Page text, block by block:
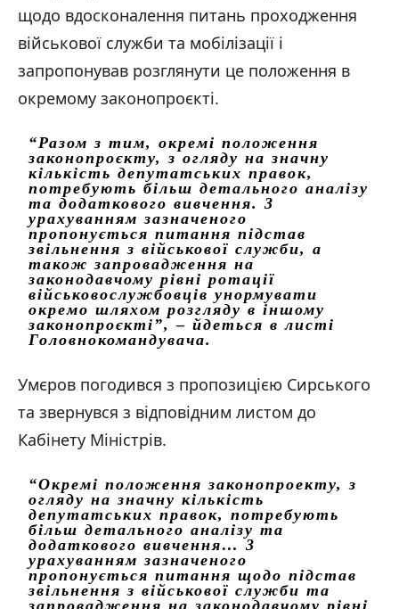
щодо вдосконалення питань проходження
військової служби та мобілізації і
запропонував розглянути це положення в
окремому законопроєкті.
“Разом з тим, окремі положення
законопроєкту, з огляду на значну
кількість депутатських правок,
потребують більш детального аналізу
та додаткового вивчення. 3
урахуванням зазначеного
пропонується питання підстав
звільнення з військової служби, а
також запровадження на
законодавчому рівні ротації
військовослужбовців унормувати
окремо шляхом розгляду в іншому
законопроєкті”, – йдеться в листі
Головнокомандувача.
Умєров погодився з пропозицією Сирського
та звернувся з відповідним листом до
Кабінету Міністрів.
“Окремі положення законопроекту, з
огляду на значну кількість
депутатських правок, потребують
більш детального аналізу та
додаткового вивчення… 3
урахуванням зазначеного
пропонується питання щодо підстав
звільнення з військової служби та